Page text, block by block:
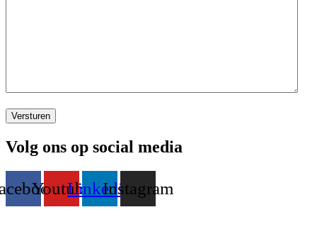
Volg ons op social media
YoutubeLinkedinInstagram